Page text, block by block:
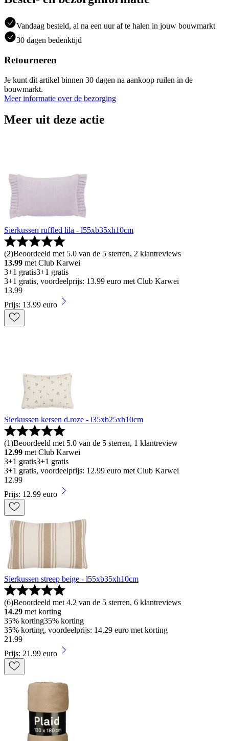
Vandaag besteld, al na een uur af te halen in jouw bouwmarkt
30 dagen bedenktijd
Retourneren
Je kunt dit artikel binnen 30 dagen na aankoop ruilen in de
bouwmarkt.
Meer informatie over de bezorging
Meer uit deze actie
Sierkussen ruffled lila - l55xb35xh10cm
(2)Beoordeeld met 5.0 van de 5 sterren, 2 klantreviews
13.99 met Club Karwei
3+1 gratis3+1 gratis
3+1 gratis, voordeelprijs: 13.99 euro met Club Karwei
13.99
Prijs: 13.99 euro
Sierkussen kersen d.roze - l35xb25xh10cm
(1)Beoordeeld met 5.0 van de 5 sterren, 1 klantreview
12.99 met Club Karwei
3+1 gratis3+1 gratis
3+1 gratis, voordeelprijs: 12.99 euro met Club Karwei
12.99
Prijs: 12.99 euro
Sierkussen streep beige - l55xb35xh10cm
(6)Beoordeeld met 4.2 van de 5 sterren, 6 klantreviews
14.29 met korting
35% korting35% korting
35% korting, voordeelprijs: 14.29 euro met korting
21 .99
Prijs: 21.99 euro